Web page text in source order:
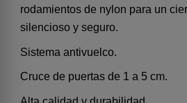
rodamientos de nylon para un
silencioso y seguro.
Sistema antivuelco.
Cruce de puertas de 1 a 5 cm.